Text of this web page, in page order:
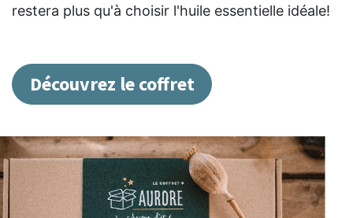
restera plus qu'à choisir l'huile essentielle idéale!
Découvrez le coffret